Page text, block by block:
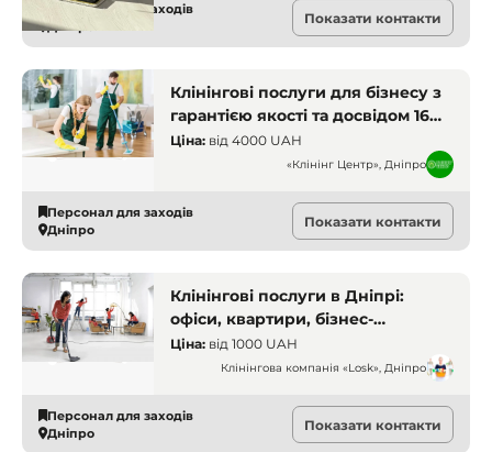
Персонал для заходів
Дніпро
Показати контакти
Клінінгові послуги для бізнесу з
гарантією якості та досвідом 16
років
Ціна: від 4000 UAH
«Клінінг Центр», Дніпро
Персонал для заходів
Дніпро
Показати контакти
Клінінгові послуги в Дніпрі:
офіси, квартири, бізнес-
приміщення, після ремонту
Ціна: від 1000 UAH
Клінінгова компанія «Losk», Дніпро
Персонал для заходів
Дніпро
Показати контакти